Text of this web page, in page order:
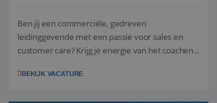
Ben jij een commerciële, gedreven
leidinggevende met een passie voor sales en
customer care? Krijg je energie van het coachen
successen te behalen? En is jouw dagelijkse doel
BEKIJK VACATURE